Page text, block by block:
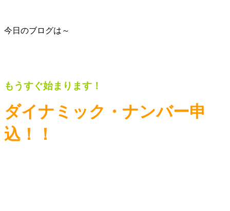
今日のブログは～
もうすぐ始まります！
ダイナミック・ナンバー申
込！！